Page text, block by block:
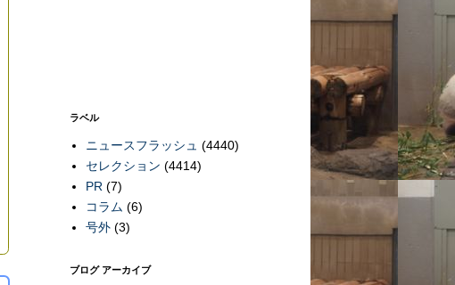
ラベル
ニュースフラッシュ (4440)
セレクション (4414)
PR (7)
コラム (6)
号外 (3)
ブログ アーカイブ